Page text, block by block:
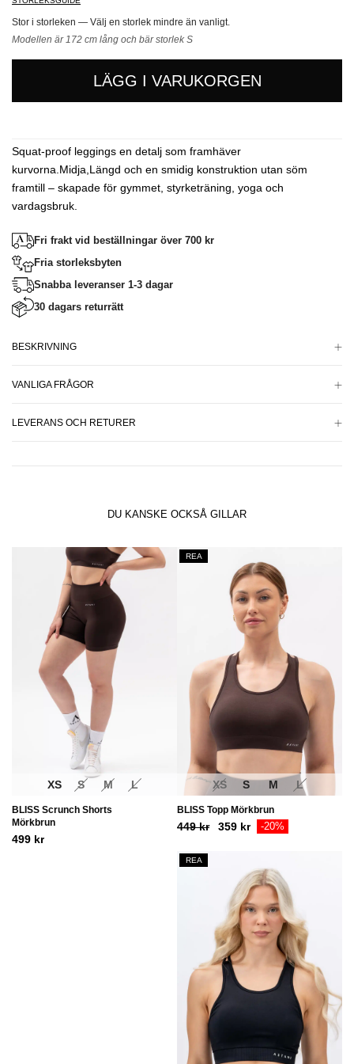
Stor i storleken — Välj en storlek mindre än vanligt.
Modellen är 172 cm lång och bär storlek S
LÄGG I VARUKORGEN
Squat-proof leggings en detalj som framhäver
kurvorna.Midja,Längd och en smidig konstruktion utan söm
framtill – skapade för gymmet, styrketräning, yoga och
vardagsbruk.
Fri frakt vid beställningar över 700 kr
Fria storleksbyten
Snabba leveranser 1-3 dagar
30 dagars returrätt
BESKRIVNING
VANLIGA FRÅGOR
LEVERANS OCH RETURER
DU KANSKE OCKSÅ GILLAR
XS S M L
BLISS Scrunch Shorts
Mörkbrun
499 kr
REA
XS S M L
BLISS Topp Mörkbrun
449kr
Ursprungligt
359 krAktuellt
359
kr.
-20%
REA